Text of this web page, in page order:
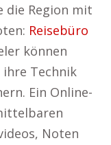
die Region mit
Reisebüro
können
Technik
Ein Online-
Noten